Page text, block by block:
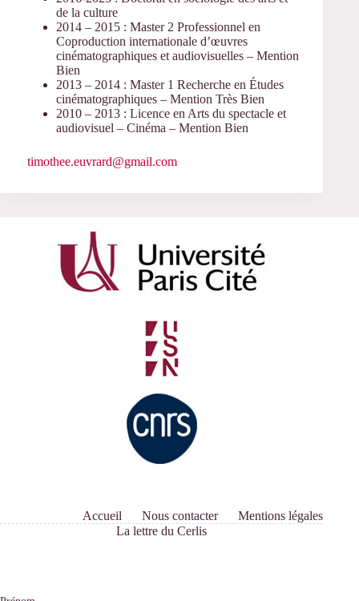
de la culture
2014 – 2015 : Master 2 Professionnel en
Coproduction internationale d’œuvres
cinématographiques et audiovisuelles – Mention
Bien
2013 – 2014 : Master 1 Recherche en Études
cinématographiques – Mention Très Bien
2010 – 2013 : Licence en Arts du spectacle et
audiovisuel – Cinéma – Mention Bien
timothee.euvrard@gmail.com
Accueil Nous contacter
Mentions légales
La lettre du Cerlis